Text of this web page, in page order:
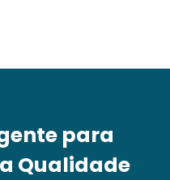
para
Qualidade